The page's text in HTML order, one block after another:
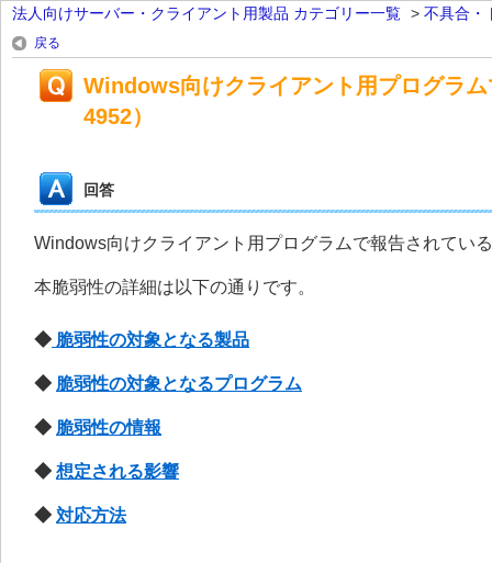
法人向けサーバー・クライアント用製品 カテゴリー一覧 > 不具合・
戻る
Windows向けクライアント用プログラ
4952）
回答
Windows向けクライアント用プログラムで報告されてい
本脆弱性の詳細は以下の通りです。
◆ 脆弱性の対象となる製品
◆ 脆弱性の対象となるプログラム
◆ 脆弱性の情報
◆ 想定される影響
◆ 対応方法